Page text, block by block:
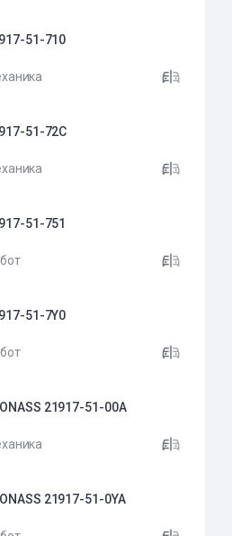
51-710
51-72C
51-751
51-7Y0
21917-51-00A
21917-51-0YA